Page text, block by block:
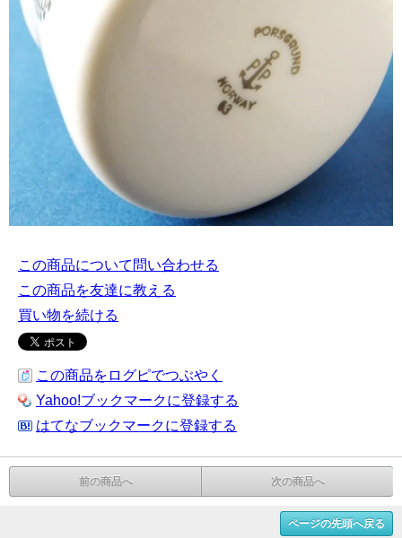
この商品について問い合わせる
この商品を友達に教える
買い物を続ける
この商品をログピでつぶやく
Yahoo!ブックマークに登録する
はてなブックマークに登録する
前の商品へ 次の商品へ
ページの先頭へ戻る